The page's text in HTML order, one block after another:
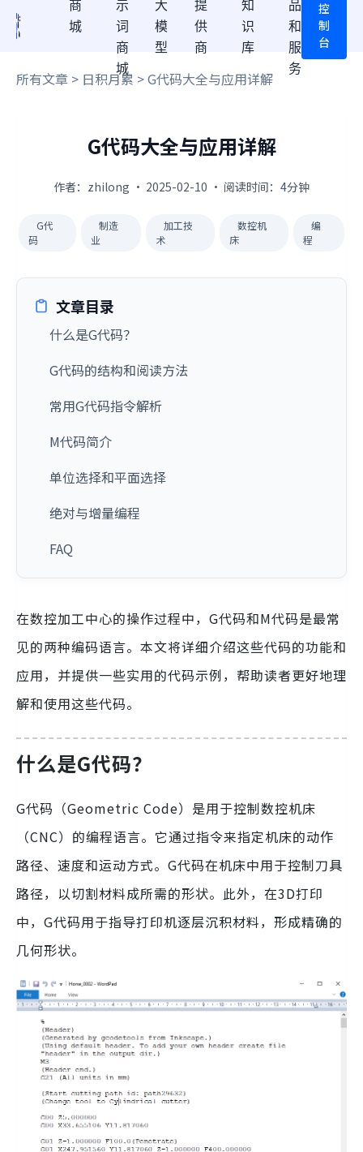
商
城
示
词
商
城
大
模
型
提
供
商
知
识
库
品
和
服
务
控
制
台
所有文章 > 日积月累 > G代码大全与应用详解
G代码大全与应用详解
作者：zhilong · 2025-02-10 · 阅读时间：4分钟
G代
码
制造
业
加工技
术
数控机
床
编
程
文章目录
什么是G代码？
G代码的结构和阅读方法
常用G代码指令解析
M代码简介
单位选择和平面选择
绝对与增量编程
FAQ
在数控加工中心的操作过程中，G代码和M代码是最常
见的两种编码语言。本文将详细介绍这些代码的功能和
应用，并提供一些实用的代码示例，帮助读者更好地理
解和使用这些代码。
什么是G代码？
G代码（Geometric Code）是用于控制数控机床
（CNC）的编程语言。它通过指令来指定机床的动作
路径、速度和运动方式。G代码在机床中用于控制刀具
路径，以切割材料成所需的形状。此外，在3D打印
中，G代码用于指导打印机逐层沉积材料，形成精确的
几何形状。